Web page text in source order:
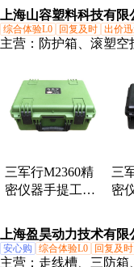
提式套装
上海山容塑料科技有限
综合体验L0 回复及时 出价
主营： 防护箱、滚塑
三军行M2360精
密仪器手提工具
仪箱 IP67
三
密
仪
上海盈昊动力技术有限
安心购 综合体验L0 回复及时
主营： 走线槽、三防箱